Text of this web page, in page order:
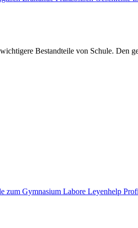
Bestandteile von Schule. Den
zum Gymnasium Labore Leyenhelp